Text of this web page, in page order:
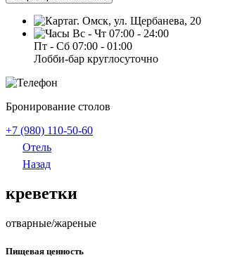
г. Омск, ул. Щербанева, 20
Вс - Чт 07:00 - 24:00
Пт - Сб 07:00 - 01:00
Лобби-бар круглосуточно
Бронирование столов
+7 (980) 110-50-60
Отель
Назад
креветки
отварные/жареные
Пищевая ценность